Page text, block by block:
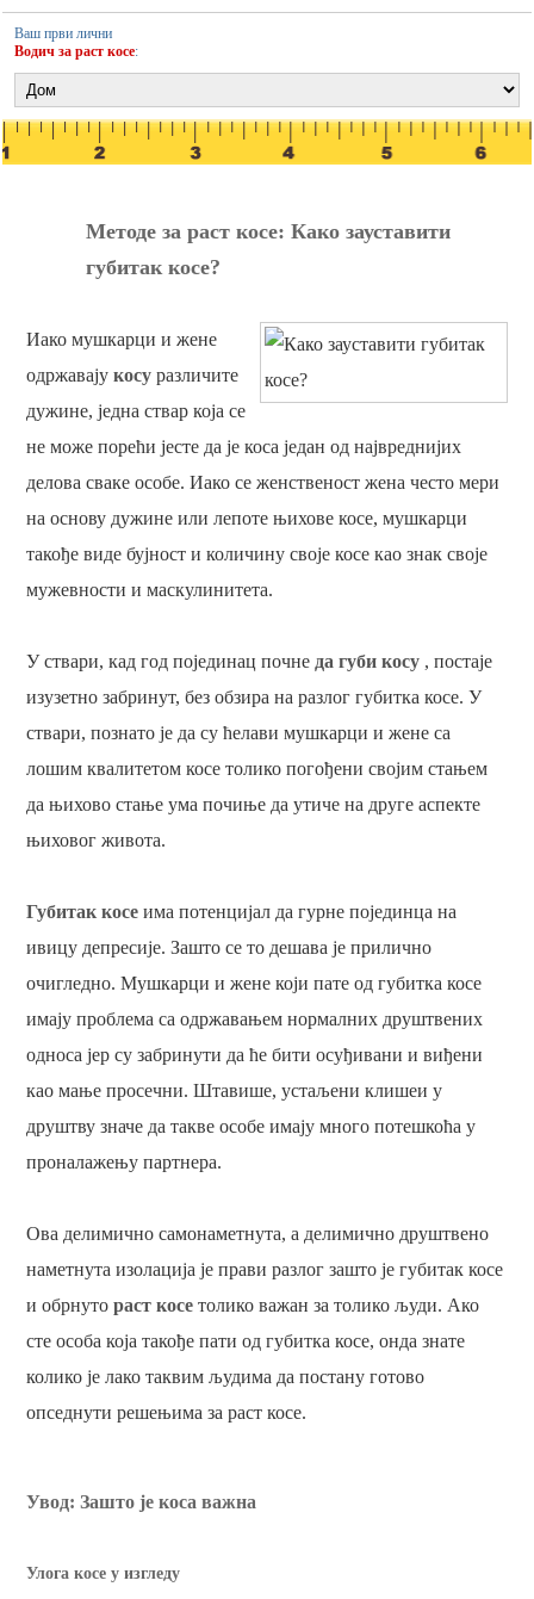
Ваш први лични
Водич за раст косе:
Методе за раст косе: Како зауставити
губитак косе?
Иако мушкарци и жене
одржавајукосу различите
дужине, једна ствар која се
не може порећи јесте да је коса један од највреднијих
делова сваке особе. Иако се женственост жена често мери
на основу дужине или лепоте њихове косе, мушкарци
такође виде бујност и количину своје косе као знак своје
мужевности и маскулинитета.
У ствари, кад год појединац почне да губи косу , постаје
изузетно забринут, без обзира на разлог губитка косе. У
ствари, познато је да су ћелави мушкарци и жене са
лошим квалитетом косе толико погођени својим стањем
да њихово стање ума почиње да утиче на друге аспекте
њиховог живота.
Губитак косе има потенцијал да гурне појединца на
ивицу депресије. Зашто се то дешава је прилично
очигледно. Мушкарци и жене који пате од губитка косе
имају проблема са одржавањем нормалних друштвених
односа јер су забринути да ће бити осуђивани и виђени
као мање просечни. Штавише, устаљени клишеи у
друштву значе да такве особе имају много потешкоћа у
проналажењу партнера.
Ова делимично самонаметнута, а делимично друштвено
наметнута изолација је прави разлог зашто је губитак косе
и обрнутораст косе толико важан за толико људи. Ако
сте особа која такође пати од губитка косе, онда знате
колико је лако таквим људима да постану готово
опседнути решењима за раст косе.
Увод: Зашто је коса важна
Улога косе у изгледу